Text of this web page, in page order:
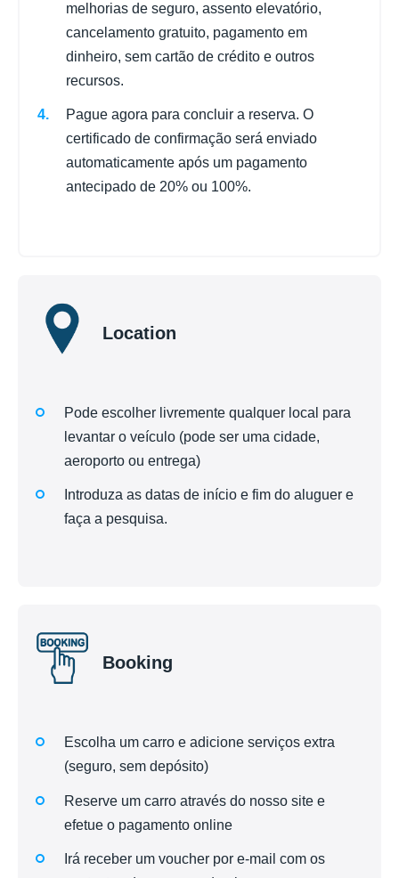
melhorias de seguro, assento elevatório,
cancelamento gratuito, pagamento em
dinheiro, sem cartão de crédito e outros
recursos.
Pague agora para concluir a reserva. O
certificado de confirmação será enviado
automaticamente após um pagamento
antecipado de 20% ou 100%.
Location
Pode escolher livremente qualquer local para
levantar o veículo (pode ser uma cidade,
aeroporto ou entrega)
Introduza as datas de início e fim do aluguer e
faça a pesquisa.
Booking
Escolha um carro e adicione serviços extra
(seguro, sem depósito)
Reserve um carro através do nosso site e
efetue o pagamento online
Irá receber um voucher por e-mail com os